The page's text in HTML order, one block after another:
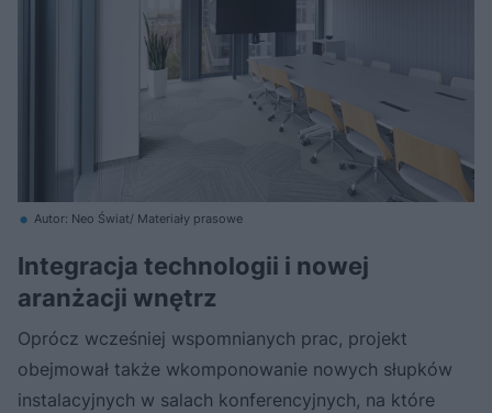
Autor: Neo Świat/ Materiały prasowe
Integracja technologii i nowej
aranżacji wnętrz
Oprócz wcześniej wspomnianych prac, projekt
obejmował także wkomponowanie nowych słupków
instalacyjnych w salach konferencyjnych, na które